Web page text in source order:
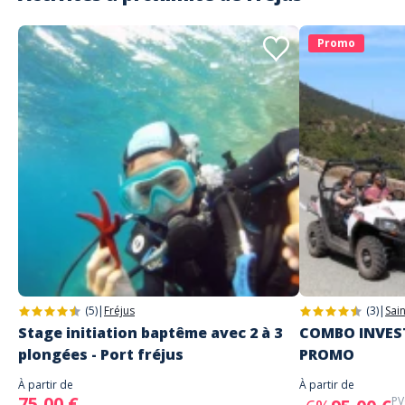
(5)| Fréjus
Stage initiation baptême avec 2 à 3
plongées - Port fréjus
À partir de
Promo
(3)|
COMBO
PROMO
À partir de